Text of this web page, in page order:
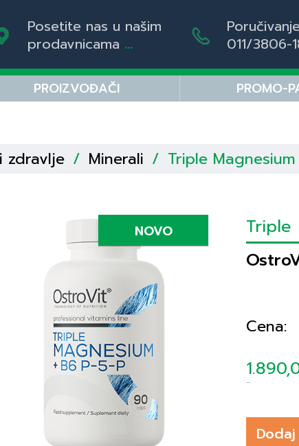
Posetite nas u našim
prodavnicama ...
011/3806-
PROIZVOĐAČI PROMO-
zdravlje / Minerali / Triple
NOVO Triple
Cena: